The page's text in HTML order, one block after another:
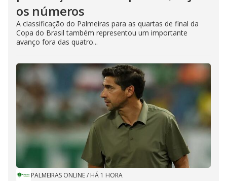
os números
A classificação do Palmeiras para as quartas de final da
Copa do Brasil também representou um importante
avanço fora das quatro...
PALMEIRAS ONLINE/ HÁ 1 HORA